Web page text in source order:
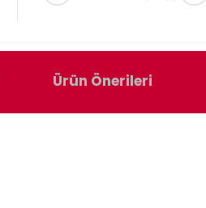
Ürün Önerileri